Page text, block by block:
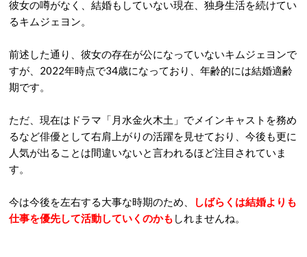
彼女の噂がなく、結婚もしていない現在、独身生活を続けてい
るキムジェヨン。
前述した通り、彼女の存在が公になっていないキムジェヨンで
すが、2022年時点で34歳になっており、年齢的には結婚適齢
期です。
ただ、現在はドラマ「月水金火木土」でメインキャストを務め
るなど俳優として右肩上がりの活躍を見せており、今後も更に
人気が出ることは間違いないと言われるほど注目されていま
す。
今は今後を左右する大事な時期のため、
しばらくは結婚よりも
仕事を優先して活動していくのかも しれませんね。